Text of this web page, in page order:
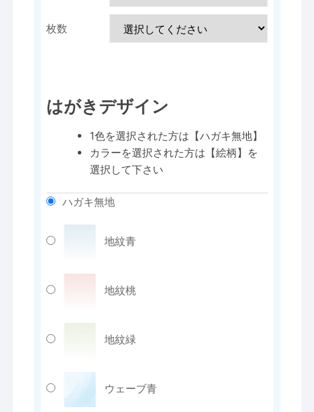
枚数
はがきデザイン
1色を選択された方は【ハガキ無地】
カラーを選択された方は【絵柄】を
選択して下さい
ハガキ無地
地紋青
地紋桃
地紋緑
ウェーブ青